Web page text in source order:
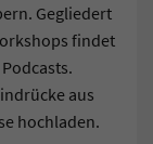
Gegliedert
findet
aus
hochladen.